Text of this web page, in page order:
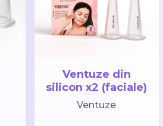
Ventuze din
silicon x2 (faciale)
Ventuze